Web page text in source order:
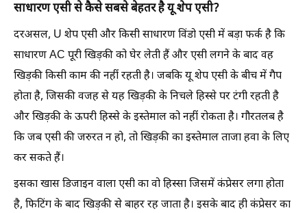
साधारण एसी से कैसे सबसे बेहतर है यू शेप एसी?
दरअसल, U शेप एसी और किसी साधारण विंडो एसी में बड़ा फर्क है कि
साधारण AC पूरी खिड़की को घेर लेती हैं और एसी लगने के बाद वह
खिड़की किसी काम की नहीं रहती है। जबकि यू शेप एसी के बीच में गैप
होता है, जिसकी वजह से यह खिड़की के निचले हिस्से पर टंगी रहती है
और खिड़की के ऊपरी हिस्से के इस्तेमाल को नहीं रोकता है। गौरतलब है
कि जब एसी की जरुरत न हो, तो खिड़की का इस्तेमाल ताजा हवा के लिए
कर सकते हैं।
इसका खास डिजाइन वाला एसी का वो हिस्सा जिसमें कंप्रेसर लगा होता
है, फिटिंग के बाद खिड़की से बाहर रह जाता है। इसके बाद ही कंप्रेसर का